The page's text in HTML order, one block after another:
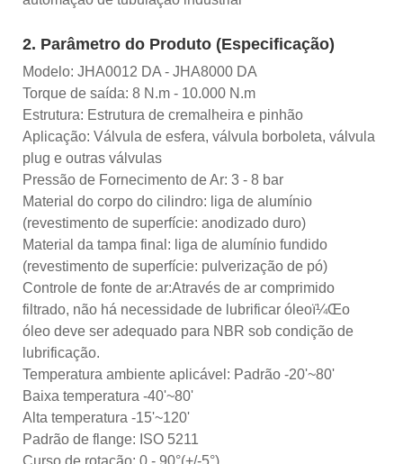
2. Parâmetro do Produto (Especificação)
Modelo: JHA0012 DA - JHA8000 DA
Torque de saída: 8 N.m - 10.000 N.m
Estrutura: Estrutura de cremalheira e pinhão
Aplicação: Válvula de esfera, válvula borboleta, válvula
plug e outras válvulas
Pressão de Fornecimento de Ar: 3 - 8 bar
Material do corpo do cilindro: liga de alumínio
(revestimento de superfície: anodizado duro)
Material da tampa final: liga de alumínio fundido
(revestimento de superfície: pulverização de pó)
Controle de fonte de ar:Através de ar comprimido
filtrado, não há necessidade de lubrificar óleoï¼Œo
óleo deve ser adequado para NBR sob condição de
lubrificação.
Temperatura ambiente aplicável: Padrão -20'~80'
Baixa temperatura -40'~80'
Alta temperatura -15'~120'
Padrão de flange: ISO 5211
Curso de rotação: 0 - 90°(+/-5°)